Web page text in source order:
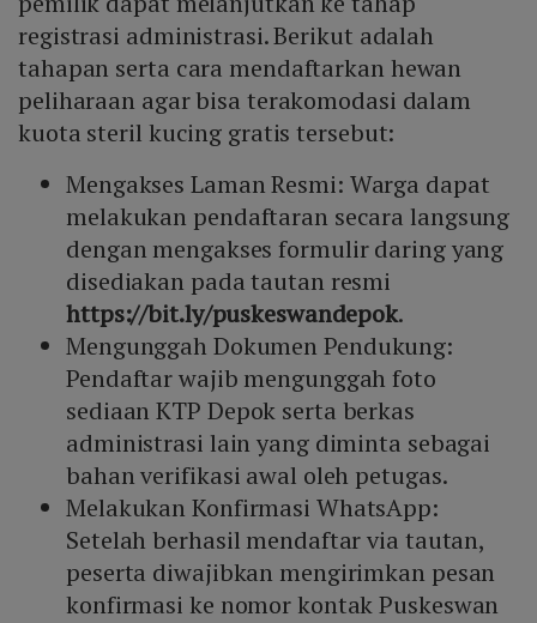
registrasi administrasi. Berikut adalah
tahapan serta cara mendaftarkan hewan
peliharaan agar bisa terakomodasi dalam
kuota steril kucing gratis tersebut:
Mengakses Laman Resmi: Warga dapat
melakukan pendaftaran secara langsung
dengan mengakses formulir daring yang
disediakan pada tautan resmi
https://bit.ly/puskeswandepok.
Mengunggah Dokumen Pendukung:
Pendaftar wajib mengunggah foto
sediaan KTP Depok serta berkas
administrasi lain yang diminta sebagai
bahan verifikasi awal oleh petugas.
Melakukan Konfirmasi WhatsApp:
Setelah berhasil mendaftar via tautan,
peserta diwajibkan mengirimkan pesan
konfirmasi ke nomor kontak Puskeswan